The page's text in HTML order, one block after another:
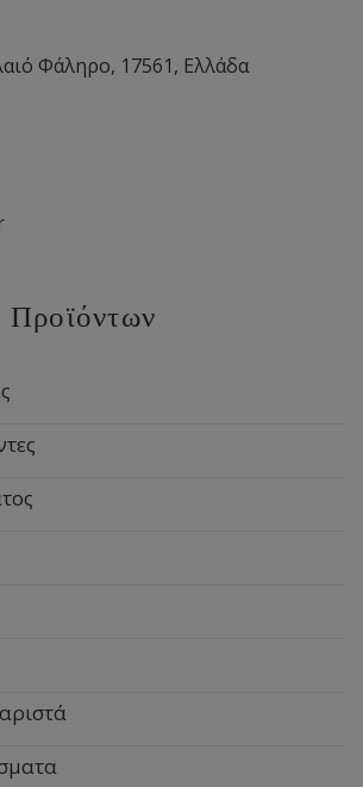
Φάληρο, 17561, Ελλάδα
Προϊόντων